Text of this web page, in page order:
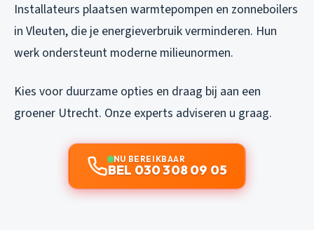
Installateurs plaatsen warmtepompen en zonneboilers
in Vleuten, die je energieverbruik verminderen. Hun
werk ondersteunt moderne milieunormen.
Kies voor duurzame opties en draag bij aan een
groener Utrecht. Onze experts adviseren u graag.
NU BEREIKBAAR
BEL 030 308 09 05